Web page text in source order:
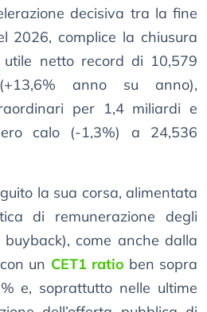
decisiva tra la fine
2026, complice la chiusura
utile netto record di 10,579
anno su anno),
per 1,4 miliardi e
calo (-1,3%) a 24,536
la sua corsa, alimentata
di remunerazione degli
come anche dalla
un CET1 ratio ben sopra
e, soprattutto nelle ultime